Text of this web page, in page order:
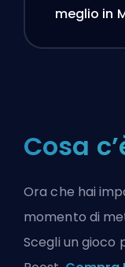
meglio in
Cosa
Ora che hai
momento di
Scegli un gioco